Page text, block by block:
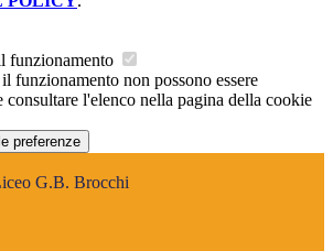
funzionamento
funzionamento non possono essere
l'elenco nella pagina della cookie
preferenze
G.B. Brocchi